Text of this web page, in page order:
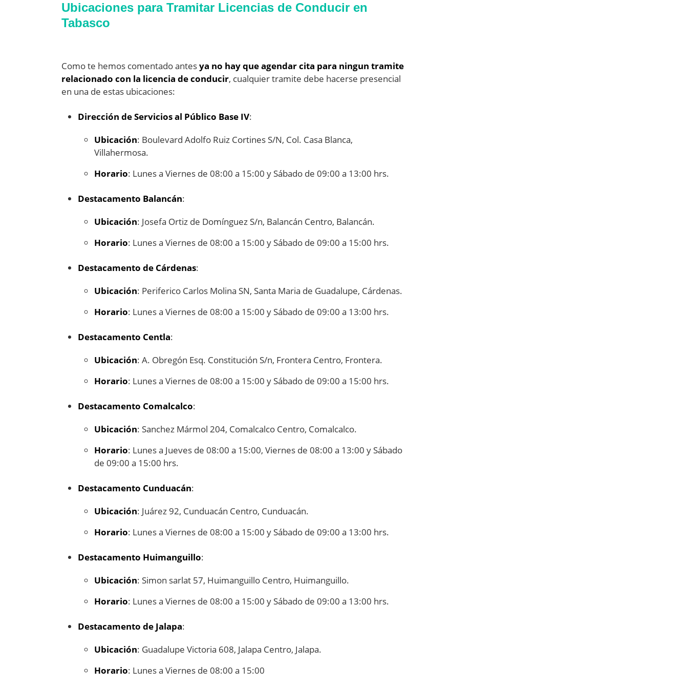
Ubicaciones para Tramitar Licencias de Conducir en
Tabasco
Como te hemos comentado antesya no hay que agendar cita para ningun tramite
relacionado con la licencia de conducir, cualquier tramite debe hacerse presencial
en una de estas ubicaciones:
Dirección de Servicios al Público Base IV:
Ubicación: Boulevard Adolfo Ruiz Cortines S/N, Col. Casa Blanca,
Villahermosa.
Horario: Lunes a Viernes de 08:00 a 15:00 y Sábado de 09:00 a 13:00 hrs.
Destacamento Balancán:
Ubicación: Josefa Ortiz de Domínguez S/n, Balancán Centro, Balancán.
Horario: Lunes a Viernes de 08:00 a 15:00 y Sábado de 09:00 a 15:00 hrs.
Destacamento de Cárdenas:
Ubicación: Periferico Carlos Molina SN, Santa Maria de Guadalupe, Cárdenas.
Horario: Lunes a Viernes de 08:00 a 15:00 y Sábado de 09:00 a 13:00 hrs.
Destacamento Centla:
Ubicación: A. Obregón Esq. Constitución S/n, Frontera Centro, Frontera.
Horario: Lunes a Viernes de 08:00 a 15:00 y Sábado de 09:00 a 15:00 hrs.
Destacamento Comalcalco:
Ubicación: Sanchez Mármol 204, Comalcalco Centro, Comalcalco.
Horario: Lunes a Jueves de 08:00 a 15:00, Viernes de 08:00 a 13:00 y Sábado
de 09:00 a 15:00 hrs.
Destacamento Cunduacán:
Ubicación: Juárez 92, Cunduacán Centro, Cunduacán.
Horario: Lunes a Viernes de 08:00 a 15:00 y Sábado de 09:00 a 13:00 hrs.
Destacamento Huimanguillo:
Ubicación: Simon sarlat 57, Huimanguillo Centro, Huimanguillo.
Horario: Lunes a Viernes de 08:00 a 15:00 y Sábado de 09:00 a 13:00 hrs.
Destacamento de Jalapa:
Ubicación: Guadalupe Victoria 608, Jalapa Centro, Jalapa.
Horario: Lunes a Viernes de 08:00 a 15:00